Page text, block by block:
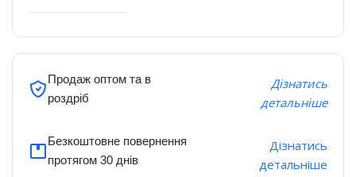
Продаж оптом та в
роздріб
Дізнатись
детальніше
Безкоштовне повернення
протягом 30 днів
Дізнатись
детальніше